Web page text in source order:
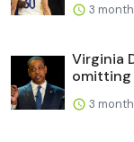
3
Virginia
omitting
3